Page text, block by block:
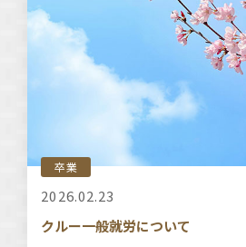
卒業
2026.02.23
クルー一般就労について